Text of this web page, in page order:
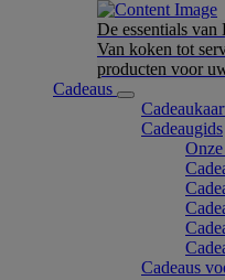
De essentials van
Van koken tot
producten voor
Cadeaus
Cadeaugids
Cadeaus